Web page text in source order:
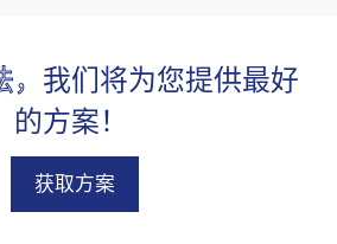
足客户的不同应用与需
求。
我们将为您提供最好
的方案！
获取方案